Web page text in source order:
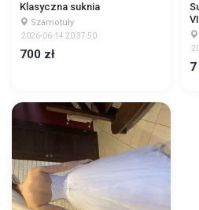
Klasyczna suknia
Szamotuły
2026-06-14 20:37:50
700 zł